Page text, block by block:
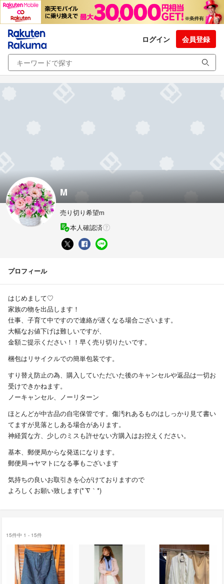
ログイン 会員登録
M
売り切り希望m
本人確認済
プロフィール
はじめまして♡
家族の物を出品します！
仕事、子育て中ですので連絡が遅くなる場合ございます。
大幅なお値下げは難しいですが、
金額ご提示ください！！早く売り切りたいです。
梱包はリサイクルでの簡単包装です。
すり替え防止の為、購入していただいた後のキャンセルや返品は一切お
受けできかねます。
ノーキャンセル、ノーリターン
ほとんどが中古品の自宅保管です。傷汚れあるものはしっかり見て書い
てますが見落としある場合があります。
神経質な方、少しのミスも許せない方購入はお控えください。
基本、郵便局からな発送になります。
郵便局→ヤマトになる事もございます
気持ちの良いお取引きを心がけておりますので
よろしくお願い致します(*´∇｀*)
15件中 1 - 15件